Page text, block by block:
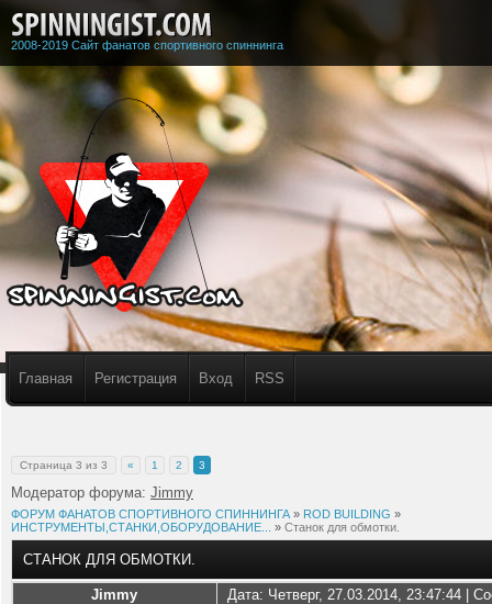
2008-2019 Сайт фанатов спортивного спиннинга
Главная Регистрация Вход RSS
Страница 3 из 3 « 1 2 3
Модератор форума: Jimmy
ФОРУМ ФАНАТОВ СПОРТИВНОГО СПИННИНГА » ROD BUILDING »
ИНСТРУМЕНТЫ,СТАНКИ,ОБОРУДОВАНИЕ...
» Станок для обмотки.
СТАНОК ДЛЯ ОБМОТКИ.
Jimmy Дата: Четверг, 27.03.2014, 23:47:44 |